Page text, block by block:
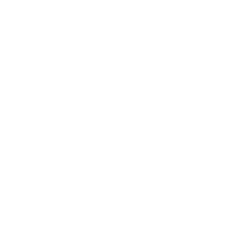
This website uses
you navigate through the
that are categorized as
as they are essential for
the website. We also use
analyze and understand
cookies will be stored in
You also have the option
opting out of some of